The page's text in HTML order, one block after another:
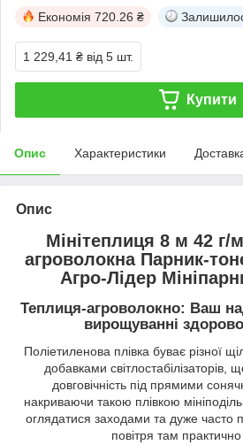
Економія 720.26 ₴
1 229,41 ₴ від 5 шт.
Купити
Опис Характеристики
Опис
Мінітеплиця 8 м 42 г/
агроволокна Парник-
Агро-Лідер
Теплиця-агроволокно: Ваш
вирощуванні
Поліетиленова плівка буває різної
добавками світлостабілізаторів,
довговічність під прямими
накриваючи такою плівкою
оглядатися заходами та дуже часто
повітря там